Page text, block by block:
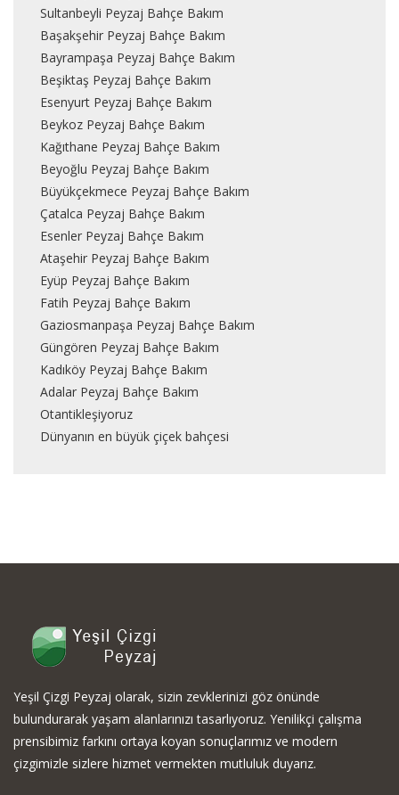
Sultanbeyli Peyzaj Bahçe Bakım
Başakşehir Peyzaj Bahçe Bakım
Bayrampaşa Peyzaj Bahçe Bakım
Beşiktaş Peyzaj Bahçe Bakım
Esenyurt Peyzaj Bahçe Bakım
Beykoz Peyzaj Bahçe Bakım
Kağıthane Peyzaj Bahçe Bakım
Beyoğlu Peyzaj Bahçe Bakım
Büyükçekmece Peyzaj Bahçe Bakım
Çatalca Peyzaj Bahçe Bakım
Esenler Peyzaj Bahçe Bakım
Ataşehir Peyzaj Bahçe Bakım
Eyüp Peyzaj Bahçe Bakım
Fatih Peyzaj Bahçe Bakım
Gaziosmanpaşa Peyzaj Bahçe Bakım
Güngören Peyzaj Bahçe Bakım
Kadıköy Peyzaj Bahçe Bakım
Adalar Peyzaj Bahçe Bakım
Otantikleşiyoruz
Dünyanın en büyük çiçek bahçesi
Yeşil Çizgi Peyzaj olarak, sizin zevklerinizi göz önünde
bulundurarak yaşam alanlarınızı tasarlıyoruz. Yenilikçi çalışma
prensibimiz farkını ortaya koyan sonuçlarımız ve modern
çizgimizle sizlere hizmet vermekten mutluluk duyarız.